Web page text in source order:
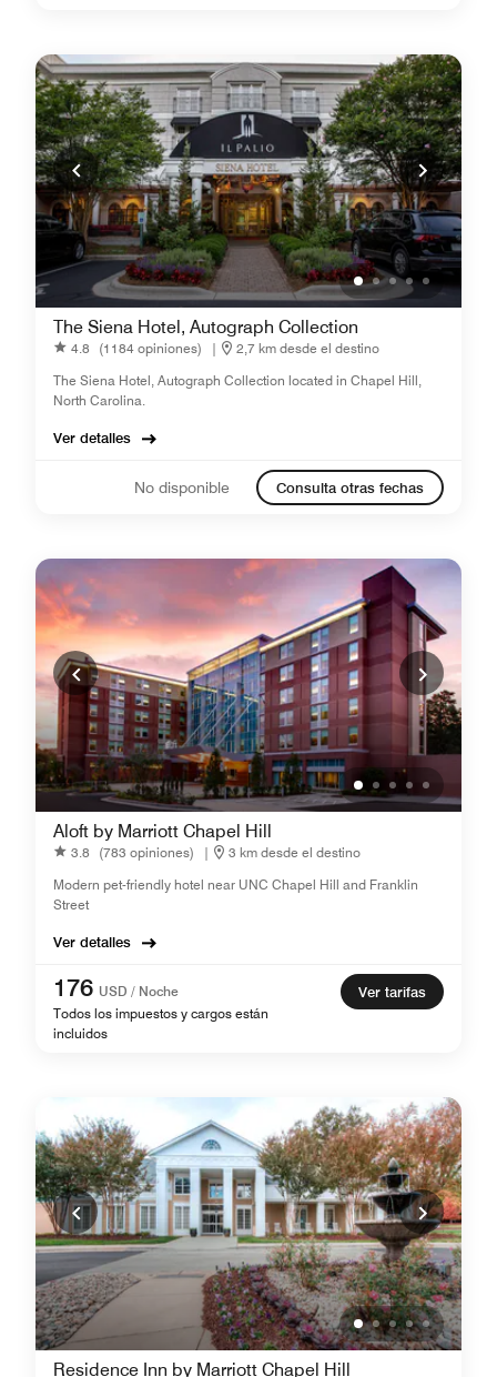
The Siena Hotel, Autograph Collection
4.8 (1184 opiniones) |
2,7 km desde el destino
The Siena Hotel, Autograph Collection located in Chapel Hill,
North Carolina.
Ver detalles
No disponible Consulta otras fechas
Aloft by Marriott Chapel Hill
3.8 (783 opiniones) |
3 km desde el destino
Modern pet-friendly hotel near UNC Chapel Hill and Franklin
Street
Ver detalles
176 USD / Noche
Todos los impuestos y cargos están
incluidos
Ver tarifas
Residence Inn by Marriott Chapel Hill